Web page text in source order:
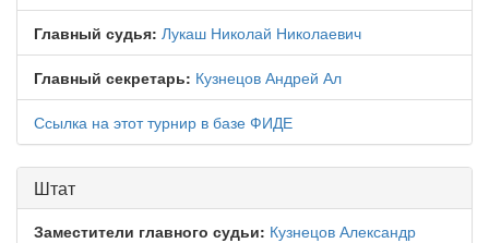
Главный судья: Лукаш Николай Николаевич
Главный секретарь: Кузнецов Андрей Ал
Ссылка на этот турнир в базе ФИДЕ
Штат
Заместители главного судьи: Кузнецов Александр